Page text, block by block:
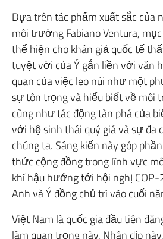
Dựa trên tác phẩm xuất sắc của
môi trường Fabiano Ventura,
thể hiện cho khán giả quốc tế
tuyệt vời của Ý gắn liền với văn
quan của việc leo núi như một
sự tôn trọng và hiểu biết về môi
cũng như tác động tàn phá của
với hệ sinh thái quý giá và sự đa
chúng ta. Sáng kiến ​​này góp
thức cộng đồng trong lĩnh vực
khí hậu hướng tới hội nghị COP-
Anh và Ý đồng chủ trì vào cuối
Việt Nam là quốc gia đầu tiên
lãm quan trọng này. Nhân dịp